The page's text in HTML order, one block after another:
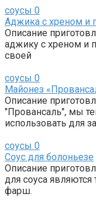
соусы 0
Аджика с хреном и
Описание
аджику с хреном и
своей
соусы 0
Майонез
Описание
"Провансаль", мы
использовать для
соусы 0
Соус для болоньезе
Описание
для соуса
фарш.